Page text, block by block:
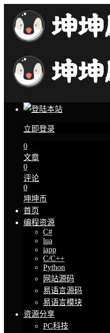
立即登录
0
文章
0
评论
0
坤坤币
首页
编程资源
C#
lua
iapp
C/C++
Python
网站源码
易语言源码
易语言模块
资源分享
PC科技